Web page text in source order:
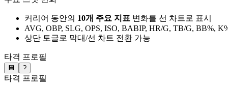
커리어 동안의 10개 주요 지표 변화를 선 차트로 표시
AVG, OBP, SLG, OPS, ISO, BABIP, HR/G, TB/G, BB%,
상단 토글로 막대/선 차트 전환 가능
타격 프로필
💾 ?
타격 프로필